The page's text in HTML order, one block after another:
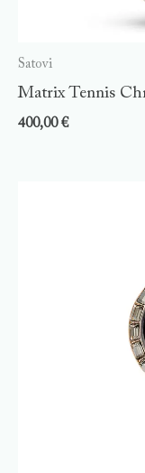
Satovi
Matrix Tennis
400,00€